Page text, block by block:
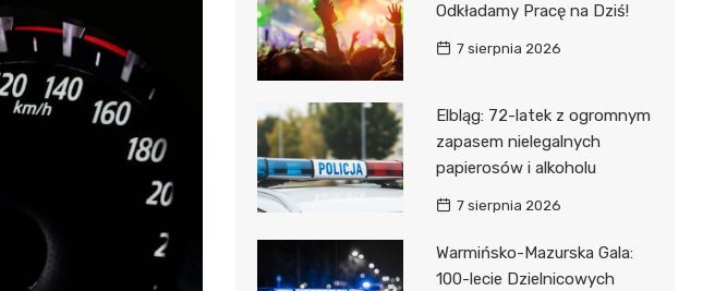
Poczta
Kino
Księgarnia
Odkładamy Pracę na Dziś!
7 sierpnia 2026
Elbląg: 72-latek z ogromnym
zapasem nielegalnych
papierosów i alkoholu
7 sierpnia 2026
Warmińsko-Mazurska Gala:
100-lecie Dzielnicowych